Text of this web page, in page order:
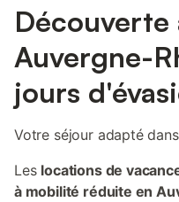
Découverte
Auvergne-
jours
Votre séjour adapté
Les locations de
à mobilité réduite en